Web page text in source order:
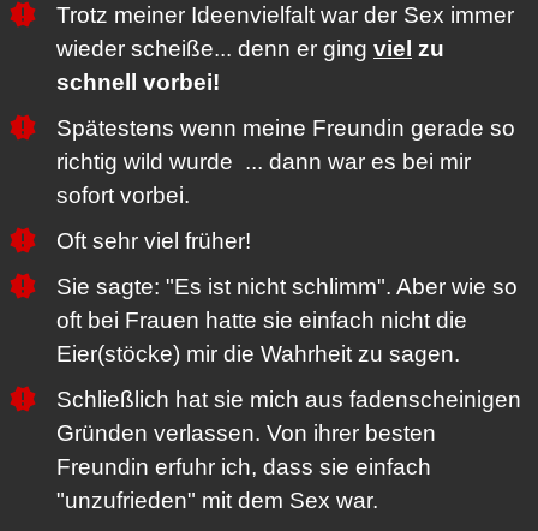
Trotz meiner Ideenvielfalt war der Sex immer
wieder scheiße... denn er ging viel zu
schnell vorbei!
Spätestens wenn meine Freundin gerade so
richtig wild wurde ... dann war es bei mir
sofort vorbei.
Oft sehr viel früher!
Sie sagte: "Es ist nicht schlimm". Aber wie so
oft bei Frauen hatte sie einfach nicht die
Eier(stöcke) mir die Wahrheit zu sagen.
Schließlich hat sie mich aus fadenscheinigen
Gründen verlassen. Von ihrer besten
Freundin erfuhr ich, dass sie einfach
"unzufrieden" mit dem Sex war.